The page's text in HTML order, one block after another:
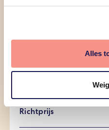
Alles
gedeeltelijk wordt
Orthodontie
Richtprijs